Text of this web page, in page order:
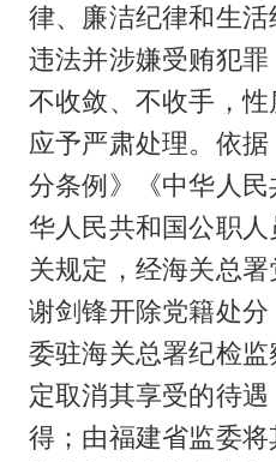
律、廉洁纪律和生
违法并涉嫌受贿犯
不收敛、不收手，性
应予严肃处理。依
分条例》《中华人
华人民共和国公职
关规定，经海关总
谢剑锋开除党籍处
委驻海关总署纪检
定取消其享受的待
得；由福建省监委